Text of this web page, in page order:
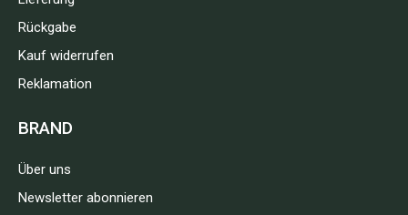
Rückgabe
Kauf widerrufen
Reklamation
BRAND
Über uns
Newsletter abonnieren